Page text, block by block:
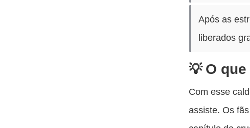
Após as
liberados
O
Com esse
assiste. Os